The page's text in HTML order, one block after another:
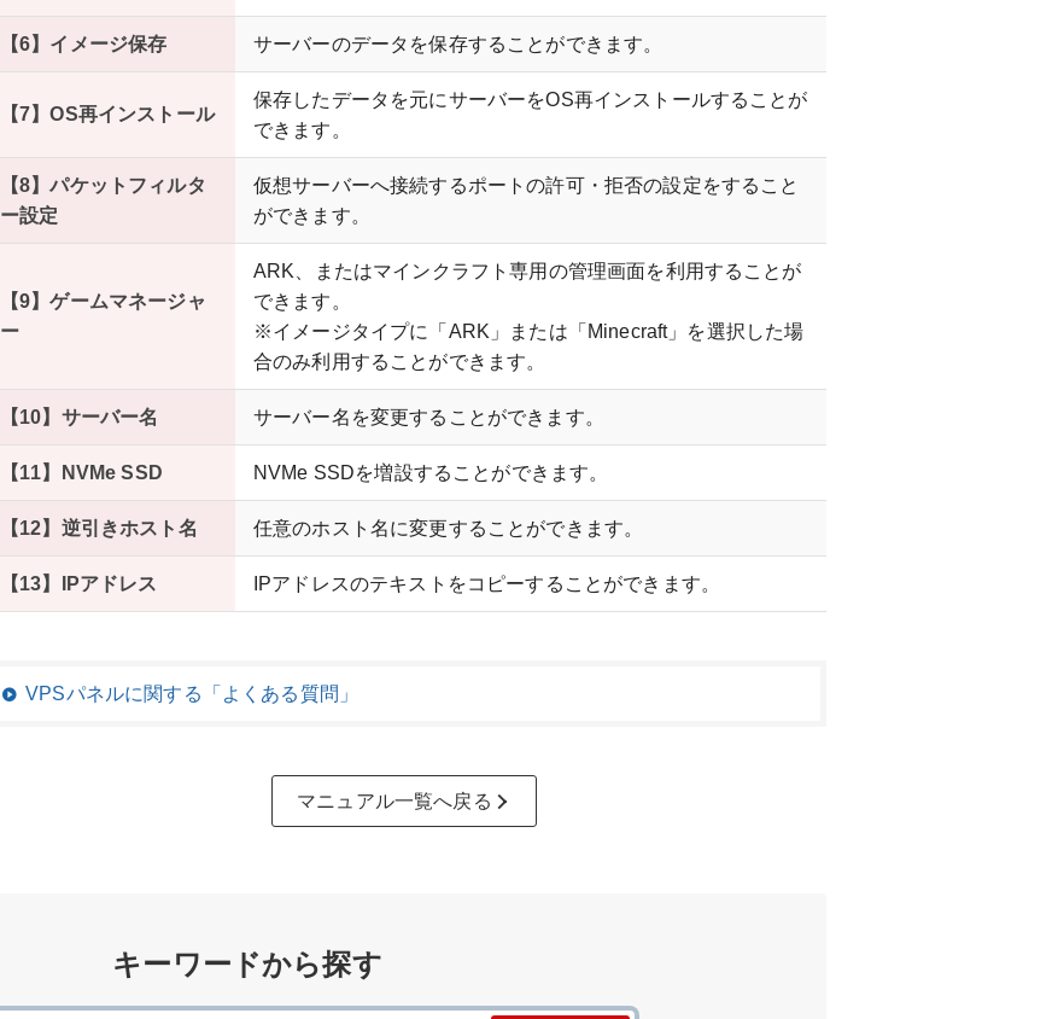
【6】イメージ保存 サーバーのデータを保存することができます。
【7】OS再インストール
保存したデータを元にサーバーをOS再インストールすることが
できます。
【8】パケットフィルタ
ー設定
仮想サーバーへ接続するポートの許可・拒否の設定をすること
ができます。
【9】ゲームマネージャ
ー
ARK、またはマインクラフト専用の管理画面を利用することが
できます。
※イメージタイプに「ARK」または「Minecraft」を選択した場
合のみ利用することができます。
【10】サーバー名 サーバー名を変更することができます。
【11】NVMe SSD NVMe SSDを増設することができます。
【12】逆引きホスト名 任意のホスト名に変更することができます。
【13】IPアドレス IPアドレスのテキストをコピーすることができます。
VPSパネルに関する「よくある質問」
マニュアル一覧へ戻る
キーワードから探す